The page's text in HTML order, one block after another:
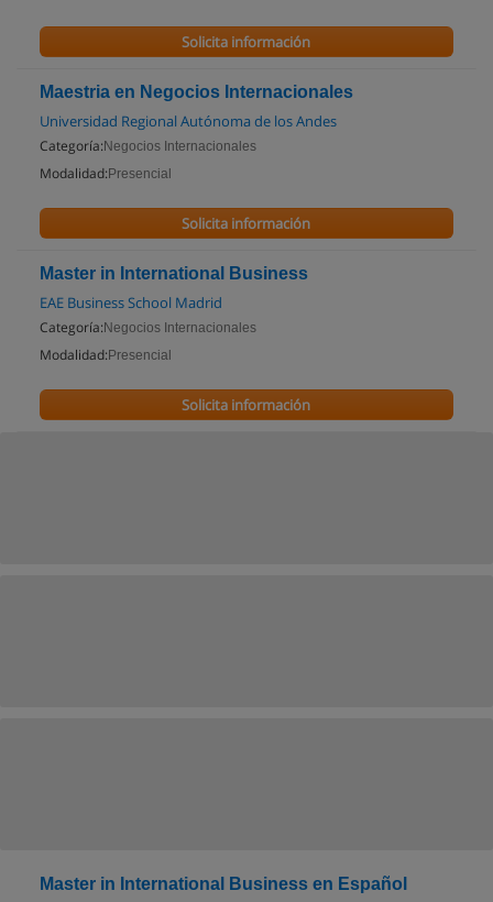
Solicita información
Maestria en Negocios Internacionales
Universidad Regional Autónoma de los Andes
Categoría: Negocios Internacionales
Modalidad: Presencial
Solicita información
Master in International Business
EAE Business School Madrid
Categoría: Negocios Internacionales
Modalidad: Presencial
Solicita información
Master in International Business en Español